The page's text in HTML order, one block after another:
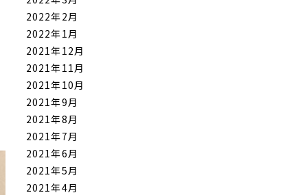
2022年2月
2022年1月
2021年12月
2021年11月
2021年10月
2021年9月
2021年8月
2021年7月
2021年6月
2021年5月
2021年4月